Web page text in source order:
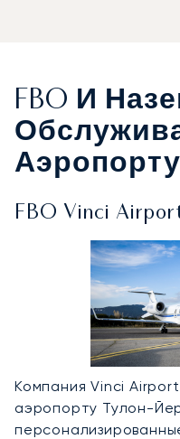
FBO И
FBO Vinci
Компания Vinci
аэропорту Тулон-